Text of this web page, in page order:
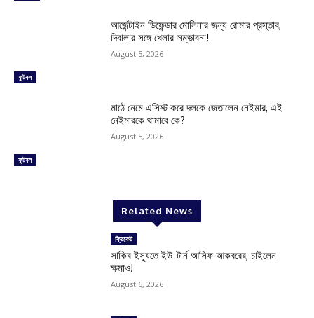
ফুটবল
আর্জেন্টাইন ডিফেন্ডার মোলিনার জন্য রোমার প্রস্তাব,
দিবালার সঙ্গে খেলার সম্ভাবনা!
August 5, 2026
ফুটবল
মাঠে নেমে এসিস্ট করে দলকে জেতালেন নেইমার, এই
নেইমারকে থামাবে কে?
August 5, 2026
Related News
ক্রিকেট
সাকিব ইস্যুতে ইউ-টার্ন আসিফ আকবরের, চাইলেন
ক্ষমাও!
August 6, 2026